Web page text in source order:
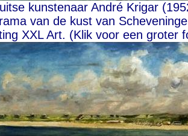
kunstenaar André Krigar
van de kust van
XXL Art. (Klik voor een groter